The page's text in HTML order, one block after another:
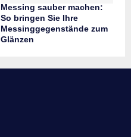
Messing sauber machen:
So bringen Sie Ihre
Messinggegenstände zum
Glänzen